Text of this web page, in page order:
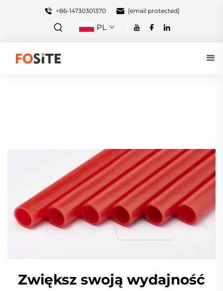
+86-14730301370 [email protected]
PL
Zwiększ swoją wydajność